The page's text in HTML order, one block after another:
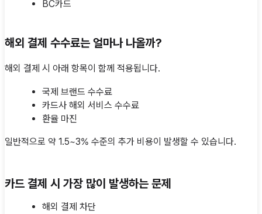
BC카드
해외 결제 수수료는 얼마나 나올까?
해외 결제 시 아래 항목이 함께 적용됩니다.
국제 브랜드 수수료
카드사 해외 서비스 수수료
환율 마진
일반적으로 약 1.5~3% 수준의 추가 비용이 발생할 수 있습니다.
카드 결제 시 가장 많이 발생하는 문제
해외 결제 차단